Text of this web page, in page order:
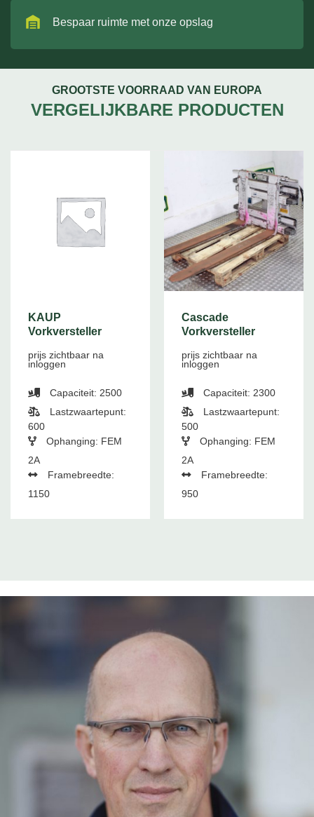
Bespaar ruimte met onze opslag
GROOTSTE VOORRAAD VAN EUROPA
VERGELIJKBARE PRODUCTEN
KAUP
Vorkversteller
prijs zichtbaar na
inloggen
Capaciteit: 2500
Lastzwaartepunt:
600
Ophanging: FEM
2A
Framebreedte:
1150
Cascade
Vorkversteller
prijs zichtbaar na
inloggen
Capaciteit: 2300
Lastzwaartepunt:
500
Ophanging: FEM
2A
Framebreedte:
950